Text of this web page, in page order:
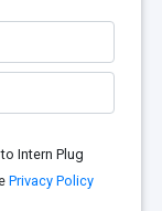
Intern Plug
Privacy Policy